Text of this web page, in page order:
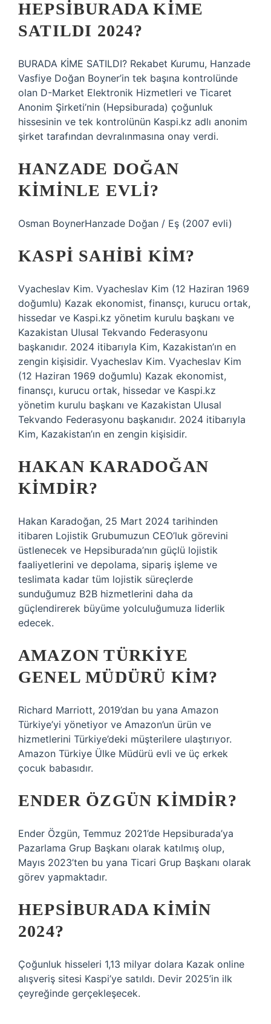
HEPSIBURADA KIME
SATILDI 2024?
BURADA KİME SATILDI? Rekabet Kurumu, Hanzade
Vasfiye Doğan Boyner’in tek başına kontrolünde
olan D-Market Elektronik Hizmetleri ve Ticaret
Anonim Şirketi’nin (Hepsiburada) çoğunluk
hissesinin ve tek kontrolünün Kaspi.kz adlı anonim
şirket tarafından devralınmasına onay verdi.
HANZADE DOĞAN
KIMINLE EVLI?
Osman BoynerHanzade Doğan / Eş (2007 evli)
KASPI SAHIBI KIM?
Vyacheslav Kim. Vyacheslav Kim (12 Haziran 1969
doğumlu) Kazak ekonomist, finansçı, kurucu ortak,
hissedar ve Kaspi.kz yönetim kurulu başkanı ve
Kazakistan Ulusal Tekvando Federasyonu
başkanıdır. 2024 itibarıyla Kim, Kazakistan’ın en
zengin kişisidir. Vyacheslav Kim. Vyacheslav Kim
(12 Haziran 1969 doğumlu) Kazak ekonomist,
finansçı, kurucu ortak, hissedar ve Kaspi.kz
yönetim kurulu başkanı ve Kazakistan Ulusal
Tekvando Federasyonu başkanıdır. 2024 itibarıyla
Kim, Kazakistan’ın en zengin kişisidir.
HAKAN KARADOĞAN
KIMDIR?
Hakan Karadoğan, 25 Mart 2024 tarihinden
itibaren Lojistik Grubumuzun CEO’luk görevini
üstlenecek ve Hepsiburada’nın güçlü lojistik
faaliyetlerini ve depolama, sipariş işleme ve
teslimata kadar tüm lojistik süreçlerde
sunduğumuz B2B hizmetlerini daha da
güçlendirerek büyüme yolculuğumuza liderlik
edecek.
AMAZON TÜRKIYE
GENEL MÜDÜRÜ KIM?
Richard Marriott, 2019’dan bu yana Amazon
Türkiye’yi yönetiyor ve Amazon’un ürün ve
hizmetlerini Türkiye’deki müşterilere ulaştırıyor.
Amazon Türkiye Ülke Müdürü evli ve üç erkek
çocuk babasıdır.
ENDER ÖZGÜN KIMDIR?
Ender Özgün, Temmuz 2021’de Hepsiburada’ya
Pazarlama Grup Başkanı olarak katılmış olup,
Mayıs 2023’ten bu yana Ticari Grup Başkanı olarak
görev yapmaktadır.
HEPSIBURADA KIMIN
2024?
Çoğunluk hisseleri 1,13 milyar dolara Kazak online
alışveriş sitesi Kaspi’ye satıldı. Devir 2025’in ilk
çeyreğinde gerçekleşecek.